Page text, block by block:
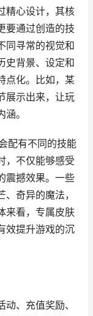
精心设计，其核
要通过创造的技
同寻常的视觉和
史背景、设定和
点化。比如，某
展示出来，让玩
。
配有不同的技能
，不仅能够感受
震撼效果。一些
奇异的魔法，
来看，专属皮肤
效提升游戏的沉
、充值奖励、